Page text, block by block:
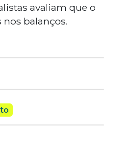
avaliam que o
balanços.